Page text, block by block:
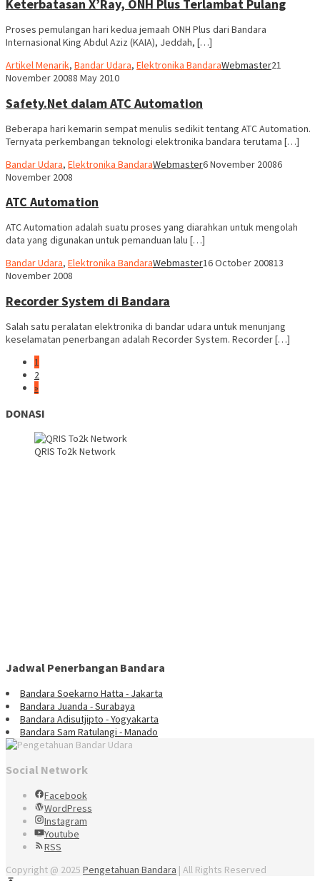
Keterbatasan X’Ray, ONH Plus Terlambat Pulang
Proses pemulangan hari kedua jemaah ONH Plus dari Bandara
Internasional King Abdul Aziz (KAIA), Jeddah, […]
Artikel Menarik, Bandar Udara, Elektronika BandaraWebmaster21
November 20088 May 2010
Safety.Net dalam ATC Automation
Beberapa hari kemarin sempat menulis sedikit tentang ATC Automation.
Ternyata perkembangan teknologi elektronika bandara terutama […]
Bandar Udara, Elektronika BandaraWebmaster6 November 20086
November 2008
ATC Automation
ATC Automation adalah suatu proses yang diarahkan untuk mengolah
data yang digunakan untuk pemanduan lalu […]
Bandar Udara, Elektronika BandaraWebmaster16 October 200813
November 2008
Recorder System di Bandara
Salah satu peralatan elektronika di bandar udara untuk menunjang
keselamatan penerbangan adalah Recorder System. Recorder […]
1
2
»
DONASI
QRIS To2k Network
Jadwal Penerbangan Bandara
Bandara Soekarno Hatta - Jakarta
Bandara Juanda - Surabaya
Bandara Adisutjipto - Yogyakarta
Bandara Sam Ratulangi - Manado
Social Network
Facebook
WordPress
Instagram
Youtube
RSS
Copyright @ 2025 Pengetahuan Bandara | All Rights Reserved